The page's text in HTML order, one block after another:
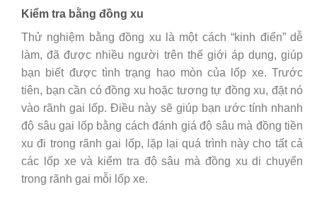
Kiểm tra bằng đồng xu
Thử nghiệm bằng đồng xu là một cách “kinh điển” dễ
làm, đã được nhiều người trên thế giới áp dụng, giúp
bạn biết được tình trạng hao mòn của lốp xe. Trước
tiên, bạn cần có đồng xu hoặc tương tự đồng xu, đặt nó
vào rãnh gai lốp. Điều này sẽ giúp bạn ước tính nhanh
độ sâu gai lốp bằng cách đánh giá độ sâu mà đồng tiền
xu đi trong rãnh gai lốp, lặp lại quá trình này cho tất cả
các lốp xe và kiểm tra độ sâu mà đồng xu di chuyển
trong rãnh gai mỗi lốp xe.